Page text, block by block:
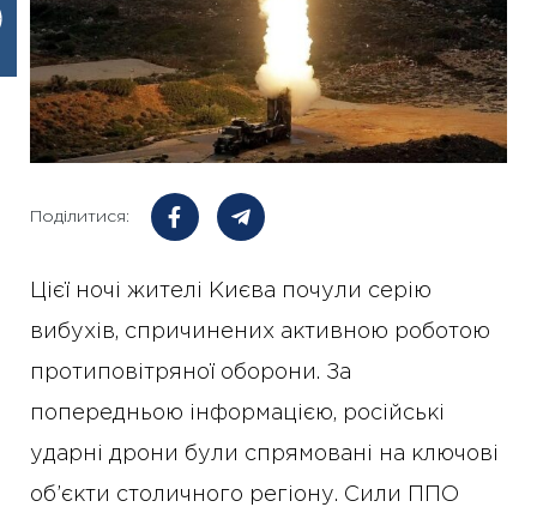
Поділитися:
Цієї ночі жителі Києва почули серію
вибухів, спричинених активною роботою
протиповітряної оборони. За
попередньою інформацією, російські
ударні дрони були спрямовані на ключові
об’єкти столичного регіону. Сили ППО